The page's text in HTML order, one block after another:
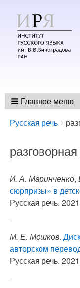
Главное меню
Breadcrumbs
You
here:
Русская речь
И. А. Маринченко,
сюрпризы» в
Русская речь.
М. Е. Мошков.
авторском
Русская речь.